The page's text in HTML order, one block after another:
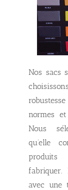
Nos sacs
normes
Nous
qu’elle
fabriquer.
avec une